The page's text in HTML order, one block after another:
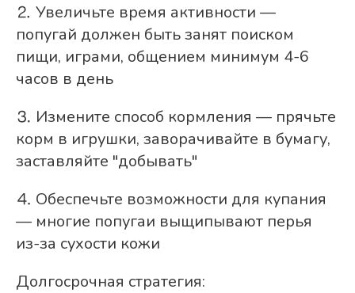
⒉ Увеличьте время активности —
попугай должен быть занят поиском
пищи, играми, общением минимум 4-6
часов в день
⒊ Измените способ кормления — прячьте
корм в игрушки, заворачивайте в бумагу,
заставляйте "добывать"
⒋ Обеспечьте возможности для купания
— многие попугаи выщипывают перья
из-за сухости кожи
Долгосрочная стратегия: